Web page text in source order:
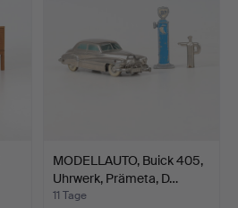
MODELLAUTO, Buick 405,
Uhrwerk, Prämeta, D…
11 Tage